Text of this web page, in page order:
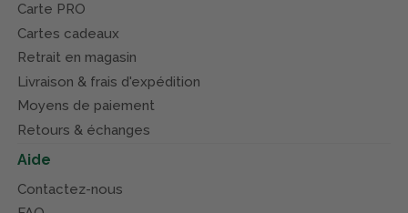
Carte PRO
Cartes cadeaux
Retrait en magasin
Livraison & frais d'expédition
Moyens de paiement
Retours & échanges
Aide
Contactez-nous